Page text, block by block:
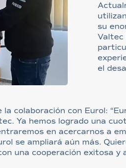
su
Valtec
el
colaboración con Eurol:
Ya hemos logrado una
en acercarnos a
se ampliará aún más.
una cooperación exitosa y